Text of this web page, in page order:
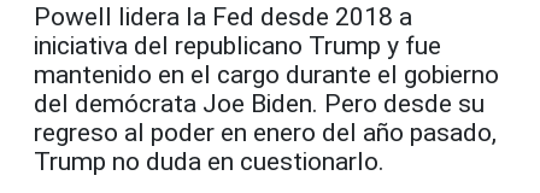
Powell lidera la Fed desde 2018 a
iniciativa del republicano Trump y fue
mantenido en el cargo durante el gobierno
del demócrata Joe Biden. Pero desde su
regreso al poder en enero del año pasado,
Trump no duda en cuestionarlo.